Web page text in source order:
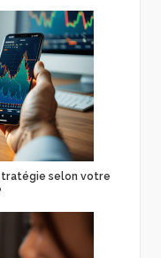
selon votre